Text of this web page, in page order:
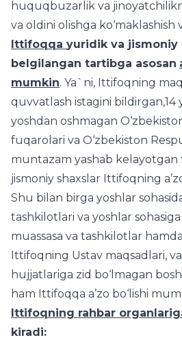
huquqbuzarlik va
va oldini olishga ko‘maklashish
Ittifoqqa yuridik va jismoniy
belgilangan tartibga asosan
mumkin. Ya`ni, Ittifoqning
quvvatlash istagini bildirgan,14
yoshdan oshmagan
fuqarolari va O‘zbekiston
muntazam yashab kelayotgan
jismoniy shaxslar Ittifoqning
Shu bilan birga yoshlar
tashkilotlari va yoshlar
muassasa va tashkilotlar
Ittifoqning Ustav maqsadlari,
hujjatlariga zid bo‘lmagan
ham Ittifoqqa a’zo bo‘lishi
Ittifoqning rahbar
kiradi: